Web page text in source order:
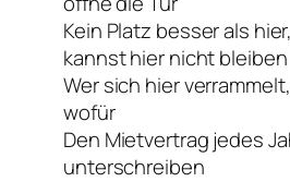
Kein Platz besser als
kannst hier nicht bleiben
Wer sich hier
wofür
Den Mietvertrag jedes
unterschreiben